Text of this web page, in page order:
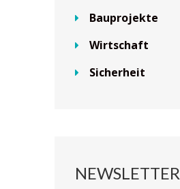
Bauprojekte
Wirtschaft
Sicherheit
NEWSLETTER